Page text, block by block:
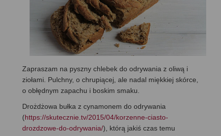
Zapraszam na pyszny chlebek do odrywania z oliwą i
ziołami. Pulchny, o chrupiącej, ale nadal miękkiej skórce,
o obłędnym zapachu i boskim smaku.
Drożdżowa bułka z cynamonem do odrywania
(https://skutecznie.tv/2015/04/korzenne-ciasto-
drozdzowe-do-odrywania/), którą jakiś czas temu